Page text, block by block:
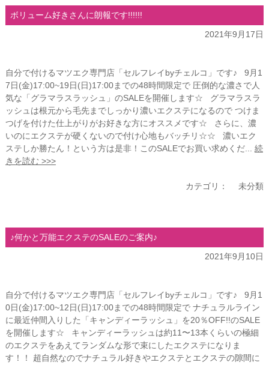
ボリューム好きさんに朗報です!!!!!!
2021年9月17日
自分で付けるマツエク専門店「セルフレイbyチェルコ」です♪ 9月1
7日(金)17:00~19日(日)17:00までの48時間限定で 圧倒的な濃さで人
気な「グラマラスラッシュ」のSALEを開催します☆ グラマラスラ
ッシュは根元から毛先までしっかり濃いエクステになるので つけま
つげを付けた仕上がりがお好きな方にオススメです☆ さらに、濃
いのにエクステが硬くないので付け心地もバッチリ☆☆ 濃いエク
ステしか勝たん！という方は是非！このSALEでお買い求めくだ... 続
きを読む >>>
カテゴリ： 未分類
♪何かと万能エクステのSALEのご案内♪
2021年9月10日
自分で付けるマツエク専門店「セルフレイbyチェルコ」です♪ 9月1
0日(金)17:00~12日(日)17:00までの48時間限定で ナチュラルライン
に最近仲間入りした「キャンディーラッシュ」を20％OFF!!のSALE
を開催します☆ キャンディーラッシュは約11〜13本くらいの極細
のエクステをあえてランダムな形で束にしたエクステになりま
す！！ 超自然なのでナチュラル好きやエクステとエクステの隙間に